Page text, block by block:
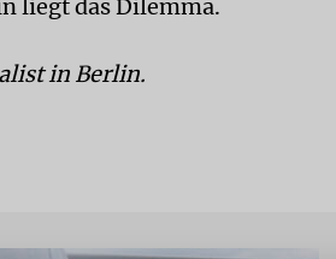
liegt das Dilemma.
in Berlin.